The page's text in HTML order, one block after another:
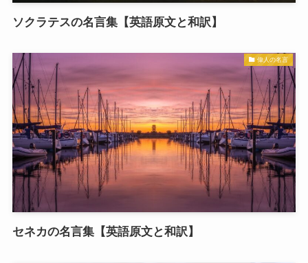
ソクラテスの名言集【英語原文と和訳】
偉人の名言
セネカの名言集【英語原文と和訳】